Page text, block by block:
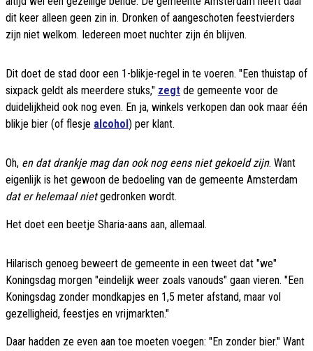
dit keer alleen geen zin in. Dronken of aangeschoten feestvierders
zijn niet welkom. Iedereen moet nuchter zijn én blijven.
Dit doet de stad door een 1-blikje-regel in te voeren. "Een thuistap of
sixpack geldt als meerdere stuks," zegt de gemeente voor de
duidelijkheid ook nog even. En ja, winkels verkopen dan ook maar één
blikje bier (of flesje alcohol ) per klant.
Oh, en dat drankje mag dan ook nog eens niet gekoeld zijn. Want
eigenlijk is het gewoon de bedoeling van de gemeente Amsterdam
dat er helemaal nietgedronken wordt.
Het doet een beetje Sharia-aans aan, allemaal.
Hilarisch genoeg beweert de gemeente in een tweet dat "we"
Koningsdag morgen "eindelijk weer zoals vanouds" gaan vieren. "Een
Koningsdag zonder mondkapjes en 1,5 meter afstand, maar vol
gezelligheid, feestjes en vrijmarkten."
Daar hadden ze even aan toe moeten voegen: "En zonder bier." Want